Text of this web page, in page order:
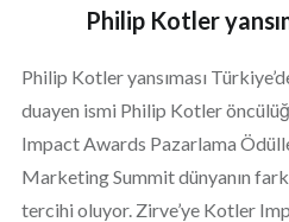
Philip Kotler
Philip Kotler yansıması
duayen ismi Philip Kotler
Impact Awards Pazarlama
Marketing Summit dünyanın
tercihi oluyor. Zirve’ye Kotler